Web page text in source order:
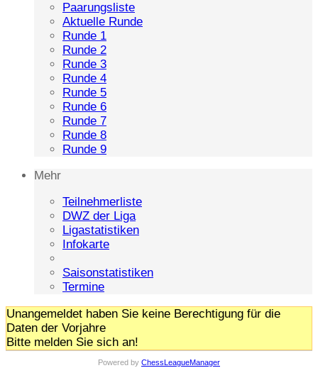
Paarungsliste
Aktuelle Runde
Runde 1
Runde 2
Runde 3
Runde 4
Runde 5
Runde 6
Runde 7
Runde 8
Runde 9
Mehr
Teilnehmerliste
DWZ der Liga
Ligastatistiken
Infokarte
Saisonstatistiken
Termine
Unangemeldet haben Sie keine Berechtigung für die
Daten der Vorjahre
Bitte melden Sie sich an!
Powered by ChessLeagueManager